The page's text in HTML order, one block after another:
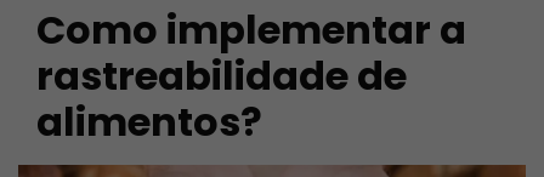
Como implementar a
rastreabilidade de
alimentos?